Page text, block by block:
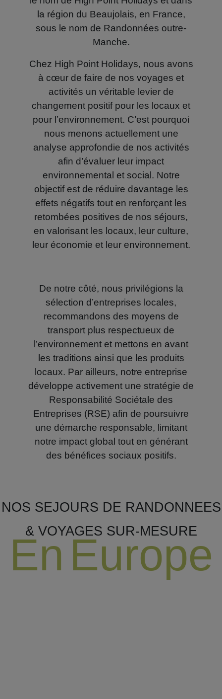
la région du Beaujolais, en France,
sous le nom de Randonnées outre-
Manche.
Chez High Point Holidays, nous avons
à cœur de faire de nos voyages et
activités un véritable levier de
changement positif pour les locaux et
pour l’environnement. C’est pourquoi
nous menons actuellement une
analyse approfondie de nos activités
afin d’évaluer leur impact
environnemental et social. Notre
objectif est de réduire davantage les
effets négatifs tout en renforçant les
retombées positives de nos séjours,
en valorisant les locaux, leur culture,
leur économie et leur environnement.
De notre côté, nous privilégions la
sélection d’entreprises locales,
recommandons des moyens de
transport plus respectueux de
l’environnement et mettons en avant
les traditions ainsi que les produits
locaux. Par ailleurs, notre entreprise
développe activement une stratégie de
Responsabilité Sociétale des
Entreprises (RSE) afin de poursuivre
une démarche responsable, limitant
notre impact global tout en générant
des bénéfices sociaux positifs.
NOS SEJOURS DE RANDONNEES
& VOYAGES SUR-MESURE
En Europe